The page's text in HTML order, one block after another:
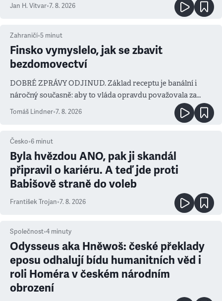
Jan H. Vitvar•7. 8. 2026
Zahraničí•5 minut
Finsko vymyslelo, jak se zbavit
bezdomovectví
DOBRÉ ZPRÁVY ODJINUD. Základ receptu je banální i
náročný současně: aby to vláda opravdu považovala za
prioritu
Tomáš Lindner•7. 8. 2026
Česko•6 minut
Byla hvězdou ANO, pak ji skandál
připravil o kariéru. A teď jde proti
Babišově straně do voleb
František Trojan•7. 8. 2026
Společnost•4 minuty
Odysseus aka Hněwoš: české překlady
eposu odhalují bídu humanitních věd i
roli Homéra v českém národním
obrození